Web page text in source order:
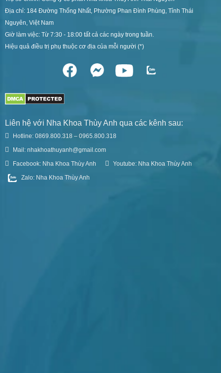
Địa chỉ: 184 Đường Thống Nhất, Phường Phan Đình Phùng, Tỉnh Thái
Nguyên, Việt Nam
Giờ làm việc: Từ 7:30 - 18:00 tất cả các ngày trong tuần.
Hiệu quả điều trị phụ thuộc cơ địa của mỗi người (*)
Liên hệ với Nha Khoa Thùy Anh qua các kênh sau:
Hotline: 0869.800.318 – 0965.800.318
Mail: nhakhoathuyanh@gmail.com
Facebook: Nha Khoa Thùy Anh
Youtube: Nha Khoa Thùy Anh
Zalo: Nha Khoa Thùy Anh